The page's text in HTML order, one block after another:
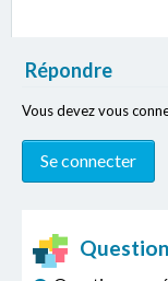
Répondre
Vous devez vous